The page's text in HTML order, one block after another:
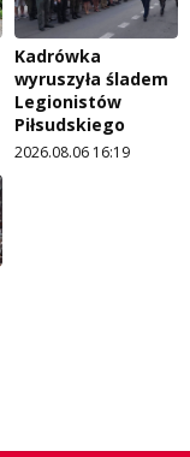
Kadrówka
wyruszyła śladem
Legionistów
Piłsudskiego
2026.08.06 16:19